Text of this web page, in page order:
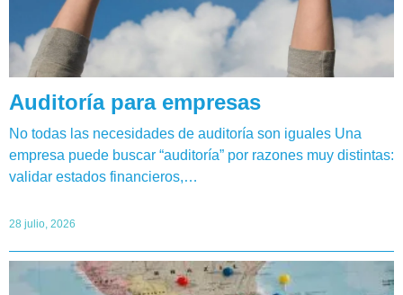
Auditoría para empresas
No todas las necesidades de auditoría son iguales Una
empresa puede buscar “auditoría” por razones muy distintas:
validar estados financieros,…
28 julio, 2026